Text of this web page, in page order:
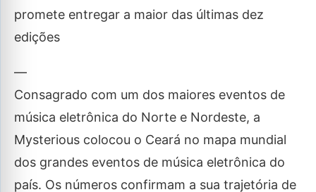
promete entregar a maior das últimas dez
edições
—
Consagrado com um dos maiores eventos de
música eletrônica do Norte e Nordeste, a
Mysterious colocou o Ceará no mapa mundial
dos grandes eventos de música eletrônica do
país. Os números confirmam a sua trajetória de